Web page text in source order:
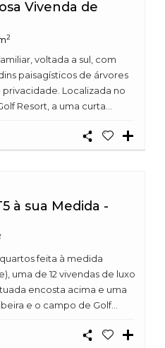
Vivenda de
2
voltada a sul, com
paisagísticos de árvores
Localizada no
Resort, a uma curta...
à sua Medida -
feita à medida
uma de 12 vivendas de luxo
encosta acima e uma
e o campo de Golf...